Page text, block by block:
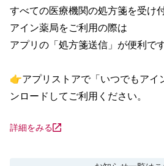
すべての医療機関の処方箋を受け
アイン薬局をご利用の際は
アプリの「処方箋送信」が便利です
👉アプリストアで「いつでもアイ
ンロードしてご利用ください。
詳細をみる